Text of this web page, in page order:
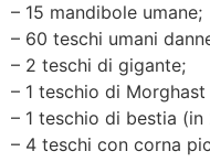
– 15 mandibole umane;
– 60 teschi umani
– 2 teschi di gigante;
– 1 teschio di
– 1 teschio di bestia
– 4 teschi con corna